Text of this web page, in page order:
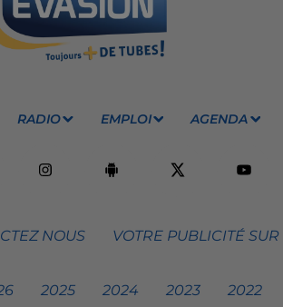
RADIO EMPLOI AGENDA
NOUS VOTRE PUBLICITÉ
2025 2024 2023 2022